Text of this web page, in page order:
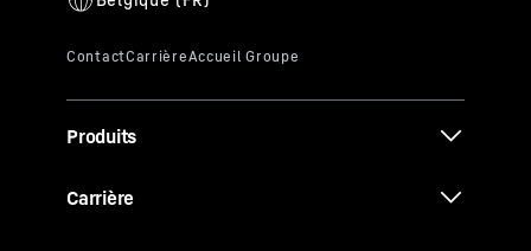
Produits
Carrière